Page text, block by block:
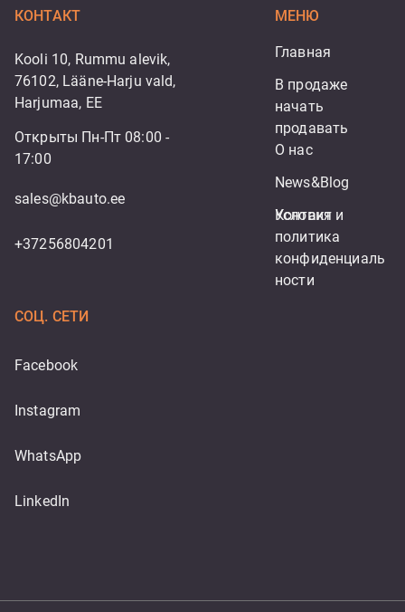
КОНТАКТ
Kooli 10, Rummu alevik,
76102, Lääne-Harju vald,
Harjumaa, EE
Открыты Пн-Пт 08:00 -
17:00
sales@kbauto.ee
+37256804201
МЕНЮ
Главная
В продаже
начать
продавать
О нас
News&Blog
Контакт
Условия и
политика
конфиденциаль
ности
СОЦ. СЕТИ
Facebook
Instagram
WhatsApp
LinkedIn